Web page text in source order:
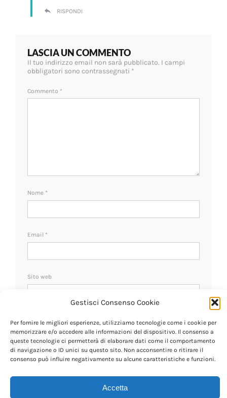
Gestisci Consenso Cookie
Per fornire le migliori esperienze, utilizziamo tecnologie come i cookie per
memorizzare e/o accedere alle informazioni del dispositivo. Il consenso a
queste tecnologie ci permetterà di elaborare dati come il comportamento
di navigazione o ID unici su questo sito. Non acconsentire o ritirare il
consenso può influire negativamente su alcune caratteristiche e funzioni.
Accetta
RISPONDI
LASCIA UN COMMENTO
Il tuo indirizzo email non sarà pubblicato. I campi
obbligatori sono contrassegnati *
Commento *
Nome *
Email *
Sito web
Ricevi un avviso se ci sono nuovi commenti.